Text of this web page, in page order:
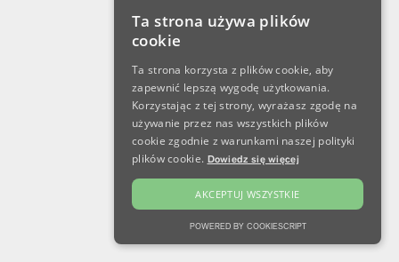
Ta strona używa plików
cookie
Ta strona korzysta z plików cookie, aby
zapewnić lepszą wygodę użytkowania.
Korzystając z tej strony, wyrażasz zgodę na
używanie przez nas wszystkich plików
cookie zgodnie z warunkami naszej polityki
plików cookie. Dowiedz się więcej
AKCEPTUJ WSZYSTKIE
POWERED BY COOKIESCRIPT